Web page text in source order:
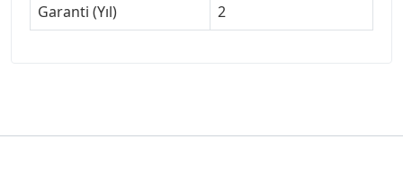
Garanti (Yıl)
2